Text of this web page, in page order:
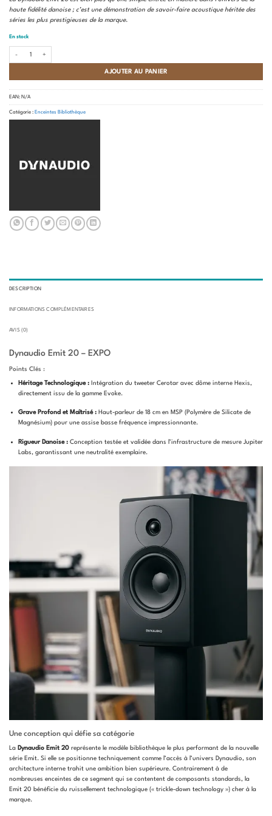
950,00 €.649,00 €.
haute fidélité danoise ; c’est une démonstration de savoir-faire acoustique héritée des
séries les plus prestigieuses de la marque.
En stock
AJOUTER AU PANIER
EAN: N/A
Catégorie : Enceintes Bibliothèque
DESCRIPTION
INFORMATIONS COMPLÉMENTAIRES
AVIS (0)
Dynaudio Emit 20 – EXPO
Points Clés :
Héritage Technologique :Intégration du tweeter Cerotar avec dôme interne Hexis,
directement issu de la gamme Evoke.
Grave Profond et Maîtrisé :Haut-parleur de 18 cm en MSP (Polymère de Silicate de
Magnésium) pour une assise basse fréquence impressionnante.
Rigueur Danoise :Conception testée et validée dans l’infrastructure de mesure Jupiter
Labs, garantissant une neutralité exemplaire.
Une conception qui défie sa catégorie
La Dynaudio Emit 20 représente le modèle bibliothèque le plus performant de la nouvelle
série Emit. Si elle se positionne techniquement comme l’accès à l’univers Dynaudio, son
architecture interne trahit une ambition bien supérieure. Contrairement à de
nombreuses enceintes de ce segment qui se contentent de composants standards, la
Emit 20 bénéficie du ruissellement technologique (« trickle-down technology ») cher à la
marque.